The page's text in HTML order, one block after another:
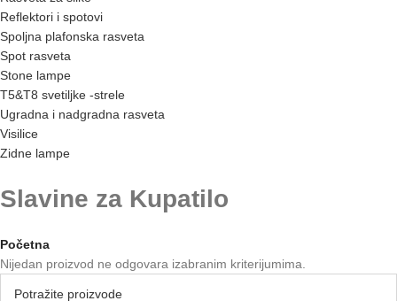
Reflektori i spotovi
Spoljna plafonska rasveta
Spot rasveta
Stone lampe
T5&T8 svetiljke -strele
Ugradna i nadgradna rasveta
Visilice
Zidne lampe
Slavine za Kupatilo
Početna
Nijedan proizvod ne odgovara izabranim kriterijumima.